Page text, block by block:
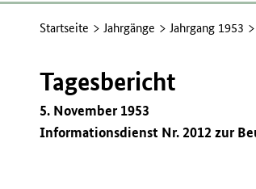
Startseite Jahrgänge Jahrgang 1953
Tagesbericht
5. November 1953
Informationsdienst Nr. 2012 zur